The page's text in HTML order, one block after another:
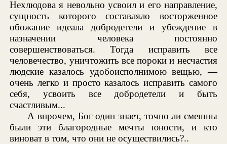
Нехлюдова я невольно усвоил и его направление,
сущность которого составляло восторженное
обожание идеала добродетели и убеждение в
назначении человека постоянно
совершенствоваться. Тогда исправить все
человечество, уничтожить все пороки и несчастия
людские казалось удобоисполнимою вещью, —
очень легко и просто казалось исправить самого
себя, усвоить все добродетели и быть
счастливым...
А впрочем, Бог один знает, точно ли смешны
были эти благородные мечты юности, и кто
виноват в том, что они не осуществились?..